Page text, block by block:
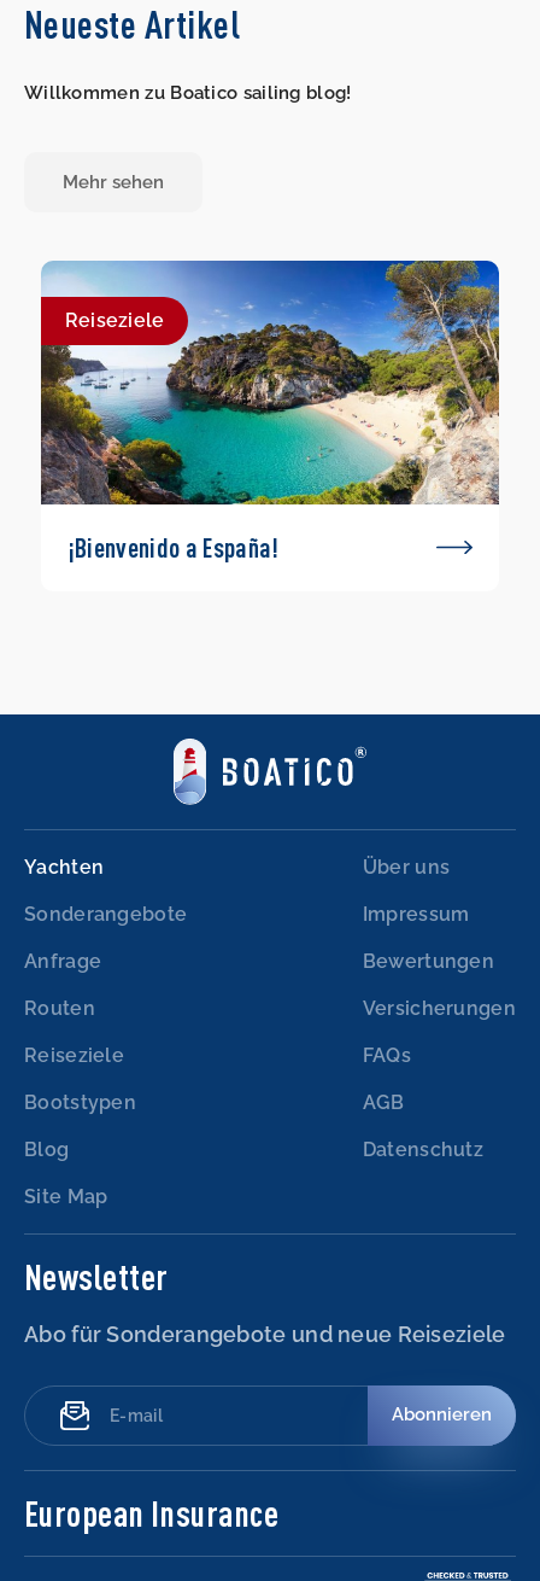
Neueste Artikel
Willkommen zu Boatico sailing blog!
Mehr sehen
Reiseziele
¡Bienvenido a España!
Yachten
Sonderangebote
Anfrage
Routen
Reiseziele
Bootstypen
Blog
Site Map
Über uns
Impressum
Bewertungen
Versicherungen
FAQs
AGB
Datenschutz
Newsletter
Abo für Sonderangebote und neue Reiseziele
Abonnieren
European Insurance